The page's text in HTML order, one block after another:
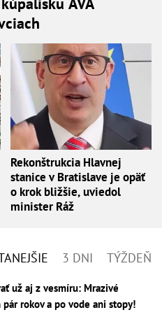
Rekonštrukcia Hlavnej
stanice v Bratislave je opäť
o krok bližšie, uviedol
minister Ráž
3 DNI TÝŽDEŇ
už aj z vesmíru: Mrazivé
rokov a po vode ani stopy!